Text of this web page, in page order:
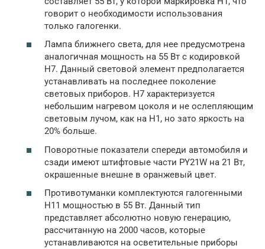
говорит о необходимости использования
только галогенки.
Лампа ближнего света, для нее предусмотрена
аналогичная мощность на 55 Вт с кодировкой
Н7. Данный световой элемент предполагается
устанавливать на последнее поколение
световых приборов. Н7 характеризуется
небольшим нагревом цоколя и не ослепляющим
световым лучом, как на Н1, но зато яркость на
20% больше.
Поворотные показатели спереди автомобиля и
сзади имеют штифтовые части PY21W на 21 Вт,
окрашенные внешне в оранжевый цвет.
Противотуманки комплектуются галогенными
Н11 мощностью в 55 Вт. Данный тип
представляет абсолютно новую генерацию,
рассчитанную на 2000 часов, которые
устанавливаются на осветительные приборы